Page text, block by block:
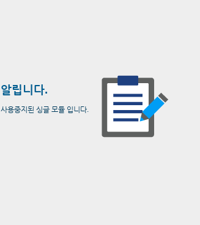
알립니다.
사용중지된 싱글 모듈 입니다.